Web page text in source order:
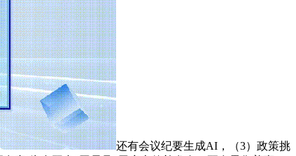
还有会议纪要生成AI，（3）政策挑